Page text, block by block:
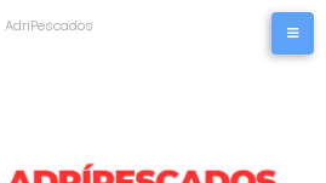
AdriPescados